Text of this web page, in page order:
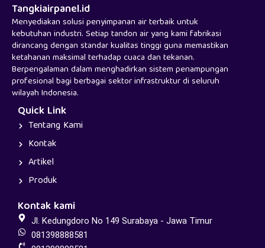
Tangkiairpanel.id
Menyediakan solusi penyimpanan air terbaik untuk
kebutuhan industri. Setiap tandon air yang kami fabrikasi
dirancang dengan standar kualitas tinggi guna memastikan
ketahanan maksimal terhadap cuaca dan tekanan.
Berpengalaman dalam menghadirkan sistem penampungan
profesional bagi berbagai sektor infrastruktur di seluruh
wilayah Indonesia.
Quick Link
Tentang Kami
Kontak
Artikel
Produk
Kontak kami
Jl. Kedungdoro No 149 Surabaya - Jawa Timur
081398888581